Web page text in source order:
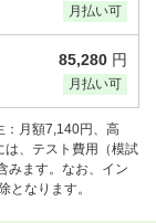
月払い可
85,280 円
月払い可
月額7,140円、高
は、テスト費用（模試
みます。なお、イン
となります。